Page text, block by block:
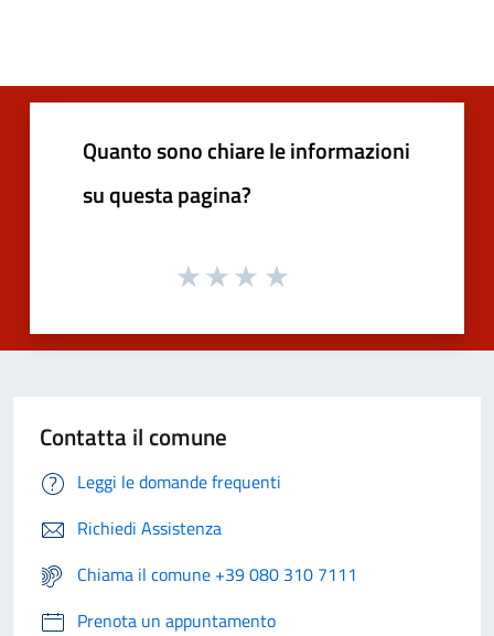
Quanto sono chiare le informazioni
su questa pagina?
Contatta il comune
Leggi le domande frequenti
Richiedi Assistenza
Chiama il comune +39 080 310 7111
Prenota un appuntamento